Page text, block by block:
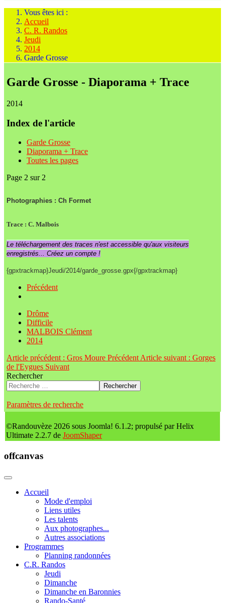
Vous êtes ici :
Accueil
C. R. Randos
Jeudi
2014
Garde Grosse
Garde Grosse - Diaporama + Trace
2014
Index de l'article
Garde Grosse
Diaporama + Trace
Toutes les pages
Page 2 sur 2
Photographies : Ch Formet
Trace : C. Malbois
Le téléchargement des traces n'est accessible qu'aux visiteurs
enregistrés... Créez un compte !
{gpxtrackmap}Jeudi/2014/garde_grosse.gpx{/gpxtrackmap}
Précédent
Drôme
Difficile
MALBOIS Clément
2014
Article précédent : Gros Moure Précédent Article suivant : Gorges
de l'Eygues Suivant
Rechercher
Rechercher
Paramètres de recherche
©Randouvèze 2026 sous Joomla! 6.1.2; propulsé par Helix
Ultimate 2.2.7 de JoomShaper
offcanvas
Accueil
Mode d'emploi
Liens utiles
Les talents
Aux photographes...
Autres associations
Programmes
Planning randonnées
C.R. Randos
Jeudi
Dimanche
Dimanche en Baronnies
Rando-Santé